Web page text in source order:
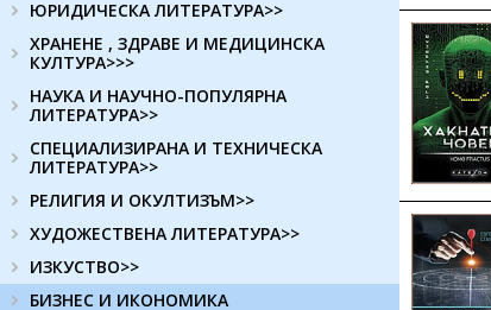
ЮРИДИЧЕСКА ЛИТЕРАТУРА>>
ХРАНЕНЕ , ЗДРАВЕ И МЕДИЦИНСКА
КУЛТУРА>>>
НАУКА И НАУЧНО-ПОПУЛЯРНА
ЛИТЕРАТУРА>>
СПЕЦИАЛИЗИРАНА И ТЕХНИЧЕСКА
ЛИТЕРАТУРА>>
РЕЛИГИЯ И ОКУЛТИЗЪМ>>
ХУДОЖЕСТВЕНА ЛИТЕРАТУРА>>
ИЗКУСТВО>>
БИЗНЕС И ИКОНОМИКА